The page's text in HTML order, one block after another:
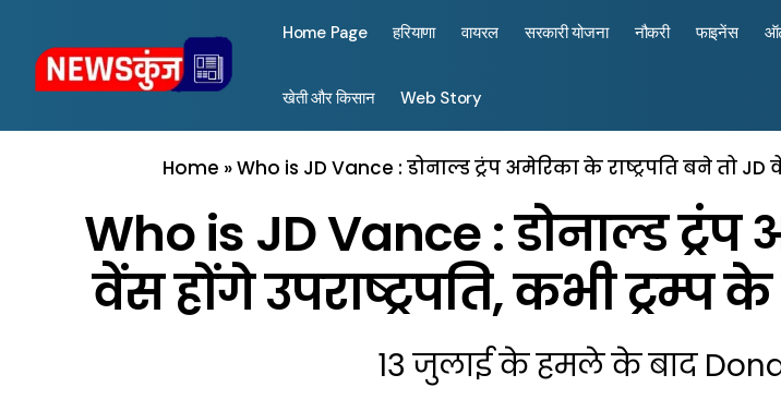
Home Page हरियाणा वायरल सरकारी योजना नौकरी फाइनेंस
खेती और किसान Web Story
Home »Who is JD Vance : डोनाल्ड ट्रंप अमेरिका के राष्ट्रपति बने तो
Who is JD Vance : डोनाल्ड ट्रंप
वेंस होंगे उपराष्ट्रपति, कभी
13 जुलाई के हमले के बाद